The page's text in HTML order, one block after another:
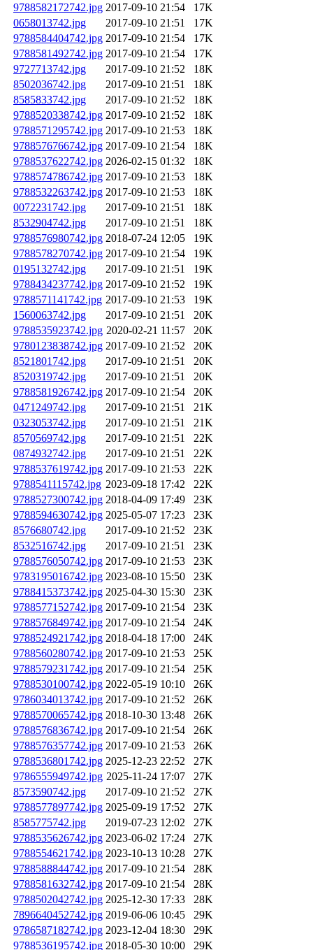
9788582172742.jpg 2017-09-10 21:54
17K
0658013742.jpg
2017-09-10 21:51
17K
9788584404742.jpg 2017-09-10 21:54
17K
9788581492742.jpg 2017-09-10 21:54
17K
9727713742.jpg
2017-09-10 21:52
18K
8502036742.jpg
2017-09-10 21:51
18K
8585833742.jpg
2017-09-10 21:52
18K
9788520338742.jpg 2017-09-10 21:52
18K
9788571295742.jpg 2017-09-10 21:53
18K
9788576766742.jpg 2017-09-10 21:54
18K
9788537622742.jpg 2026-02-15 01:32
18K
9788574786742.jpg 2017-09-10 21:53
18K
9788532263742.jpg 2017-09-10 21:53
18K
0072231742.jpg
2017-09-10 21:51
18K
8532904742.jpg
2017-09-10 21:51
18K
9788576980742.jpg 2018-07-24 12:05
19K
9788578270742.jpg 2017-09-10 21:54
19K
0195132742.jpg
2017-09-10 21:51
19K
9788434237742.jpg 2017-09-10 21:52
19K
9788571141742.jpg 2017-09-10 21:53
19K
1560063742.jpg
2017-09-10 21:51
20K
9788535923742.jpg 2020-02-21 11:57
20K
9780123838742.jpg 2017-09-10 21:52
20K
8521801742.jpg
2017-09-10 21:51
20K
8520319742.jpg
2017-09-10 21:51
20K
9788581926742.jpg 2017-09-10 21:54
20K
0471249742.jpg
2017-09-10 21:51
21K
0323053742.jpg
2017-09-10 21:51
21K
8570569742.jpg
2017-09-10 21:51
22K
0874932742.jpg
2017-09-10 21:51
22K
9788537619742.jpg 2017-09-10 21:53
22K
9788541115742.jpg 2023-09-18 17:42
22K
9788527300742.jpg 2018-04-09 17:49
23K
9788594630742.jpg 2025-05-07 17:23
23K
8576680742.jpg
2017-09-10 21:52
23K
8532516742.jpg
2017-09-10 21:51
23K
9788576050742.jpg 2017-09-10 21:53
23K
9783195016742.jpg 2023-08-10 15:50
23K
9788415373742.jpg 2025-04-30 15:30
23K
9788577152742.jpg 2017-09-10 21:54
23K
9788576849742.jpg 2017-09-10 21:54
24K
9788524921742.jpg 2018-04-18 17:00
24K
9788560280742.jpg 2017-09-10 21:53
25K
9788579231742.jpg 2017-09-10 21:54
25K
9788530100742.jpg 2022-05-19 10:10
26K
9786034013742.jpg 2017-09-10 21:52
26K
9788570065742.jpg 2018-10-30 13:48
26K
9788576836742.jpg 2017-09-10 21:54
26K
9788576357742.jpg 2017-09-10 21:53
26K
9788536801742.jpg 2025-12-23 22:52
27K
9786555949742.jpg 2025-11-24 17:07
27K
8573590742.jpg
2017-09-10 21:52
27K
9788577897742.jpg 2025-09-19 17:52
27K
8585775742.jpg
2019-07-23 12:02
27K
9788535626742.jpg 2023-06-02 17:24
27K
9788554621742.jpg 2023-10-13 10:28
27K
9788588844742.jpg 2017-09-10 21:54
28K
9788581632742.jpg 2017-09-10 21:54
28K
9788502042742.jpg 2025-12-30 17:33
28K
7896640452742.jpg 2019-06-06 10:45
29K
9786587182742.jpg 2023-12-04 18:30
29K
9788536195742.jpg 2018-05-30 10:00 29K